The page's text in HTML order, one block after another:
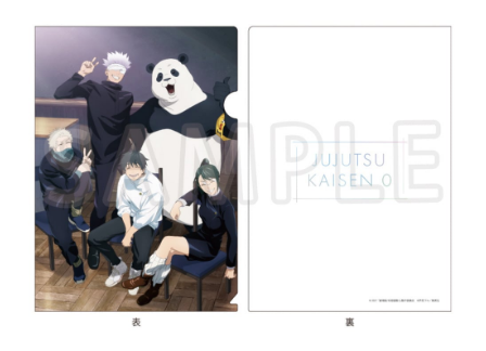
映画ちいかわ
じゅじゅフェス 2026
薬屋のひとりごと 夏の園遊会2026
名探偵コナン
アニメ『僕のヒーローアカデミア』10周年
ハイキュー!!ジャージ＆ユニフォーム